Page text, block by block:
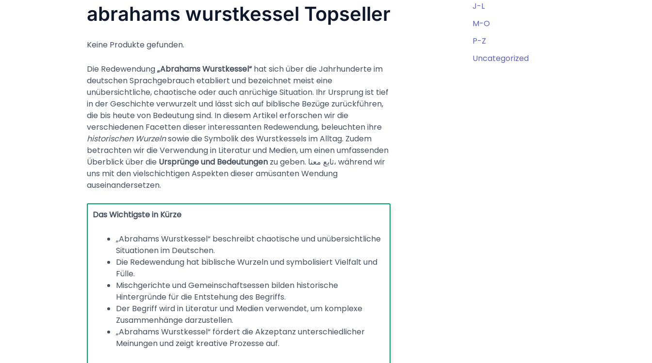
abrahams wurstkessel Topseller
Keine Produkte gefunden.
Die Redewendung„Abrahams Wurstkessel“hat sich über die Jahrhunderte im
deutschen Sprachgebrauch etabliert und bezeichnet meist eine
unübersichtliche, chaotische oder auch anrüchige Situation. Ihr Ursprung ist tief
in der Geschichte verwurzelt und lässt sich auf biblische Bezüge zurückführen,
die bis heute von Bedeutung sind. In diesem Artikel erforschen wir die
verschiedenen Facetten dieser interessanten Redewendung, beleuchten ihre
historischen Wurzelnsowie die Symbolik des Wurstkessels im Alltag. Zudem
betrachten wir die Verwendung in Literatur und Medien, um einen umfassenden
Überblick über die Ursprünge und Bedeutungenzu geben. تابع معنا، während wir
uns mit den vielschichtigen Aspekten dieser amüsanten Wendung
auseinandersetzen.
Das Wichtigste in Kürze
„Abrahams Wurstkessel“ beschreibt chaotische und unübersichtliche
Situationen im Deutschen.
Die Redewendung hat biblische Wurzeln und symbolisiert Vielfalt und
Fülle.
Mischgerichte und Gemeinschaftsessen bilden historische
Hintergründe für die Entstehung des Begriffs.
Der Begriff wird in Literatur und Medien verwendet, um komplexe
Zusammenhänge darzustellen.
„Abrahams Wurstkessel“ fördert die Akzeptanz unterschiedlicher
Meinungen und zeigt kreative Prozesse auf.
J-L
M-O
P-Z
Uncategorized